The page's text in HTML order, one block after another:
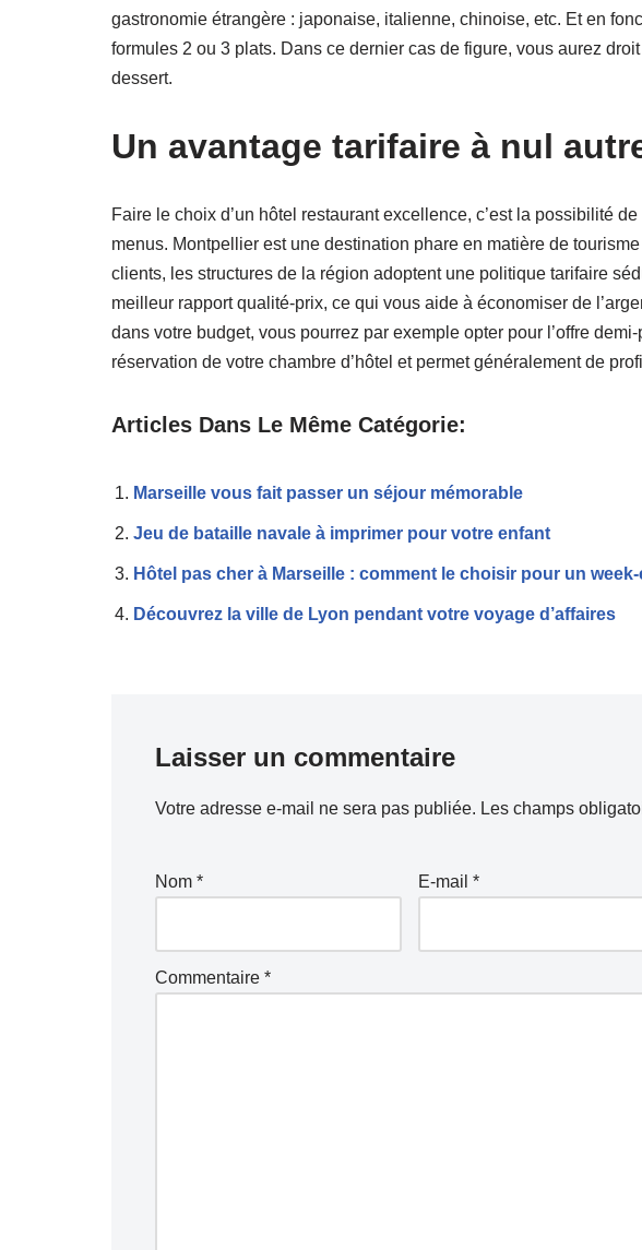
gastronomie étrangère : japonaise, italienne, chinoise, etc. Et en
formules 2 ou 3 plats. Dans ce dernier cas de figure, vous aurez
dessert.
Un avantage tarifaire à nul
Faire le choix d’un hôtel restaurant excellence, c’est la possibilité
menus. Montpellier est une destination phare en matière de
clients, les structures de la région adoptent une politique tarifaire
meilleur rapport qualité-prix, ce qui vous aide à économiser de
dans votre budget, vous pourrez par exemple opter pour l’offre
réservation de votre chambre d’hôtel et permet généralement de
Articles Dans Le Même Catégorie:
Marseille vous fait passer un séjour mémorable
Jeu de bataille navale à imprimer pour votre enfant
Hôtel pas cher à Marseille : comment le choisir pour un
Découvrez la ville de Lyon pendant votre voyage d’affaires
Laisser un commentaire
Votre adresse e-mail ne sera pas publiée. Les champs
Nom * E-mail*
Commentaire *